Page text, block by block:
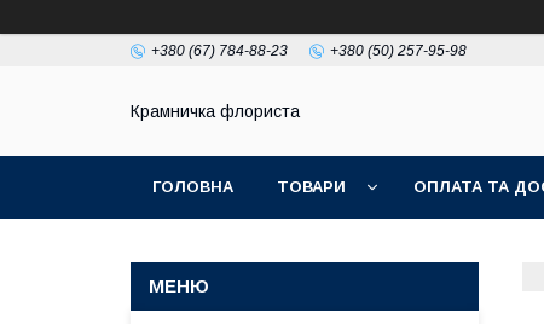
+380 (67) 784-88-23 +380 (50) 257-95-98
Крамничка флориста
ГОЛОВНА ТОВАРИ ОПЛАТА ТА